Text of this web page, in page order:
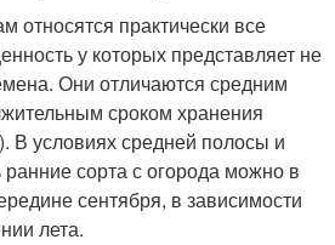
относятся практически все
у которых представляет не
Они отличаются средним
сроком хранения
В условиях средней полосы и
сорта с огорода можно в
сентября, в зависимости
лета.